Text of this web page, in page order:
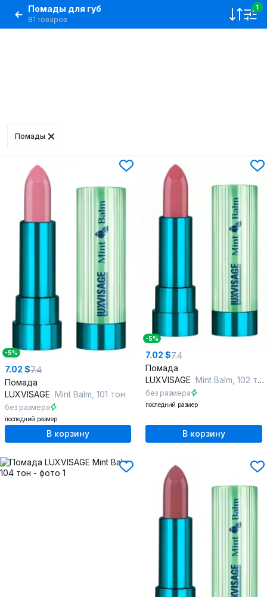
Помады для губ
81 товаров
1
Помады
-5%
7.02 $7.4
Помада
LUXVISAGE Mint Balm, 101 тон
без размера
последний размер
В корзину
-5%
7.02 $7.4
Помада
LUXVISAGE Mint Balm, 102 тон
без размера
последний размер
В корзину